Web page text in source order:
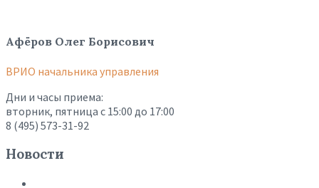
Афёров Олег Борисович
ВРИО начальника управления
Дни и часы приема:
вторник, пятница с 15:00 до 17:00
8 (495) 573-31-92
Новости